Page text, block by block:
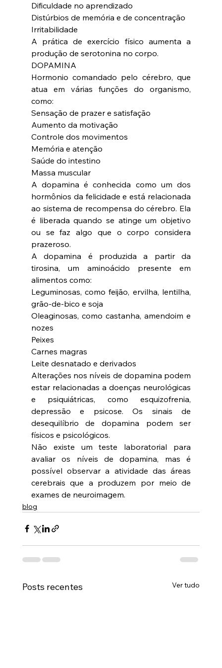
Dificuldade no aprendizado
Distúrbios de memória e de concentração
Irritabilidade
A prática de exercício físico aumenta a
produção de serotonina no corpo.
DOPAMINA
Hormonio comandado pelo cérebro, que
atua em várias funções do organismo,
como:
Sensação de prazer e satisfação
Aumento da motivação
Controle dos movimentos
Memória e atenção
Saúde do intestino
Massa muscular
A dopamina é conhecida como um dos
hormônios da felicidade e está relacionada
ao sistema de recompensa do cérebro. Ela
é liberada quando se atinge um objetivo
ou se faz algo que o corpo considera
prazeroso.
A dopamina é produzida a partir da
tirosina, um aminoácido presente em
alimentos como:
Leguminosas, como feijão, ervilha, lentilha,
grão-de-bico e soja
Oleaginosas, como castanha, amendoim e
nozes
Peixes
Carnes magras
Leite desnatado e derivados
Alterações nos níveis de dopamina podem
estar relacionadas a doenças neurológicas
e psiquiátricas, como esquizofrenia,
depressão e psicose. Os sinais de
desequilíbrio de dopamina podem ser
físicos e psicológicos.
Não existe um teste laboratorial para
avaliar os níveis de dopamina, mas é
possível observar a atividade das áreas
cerebrais que a produzem por meio de
exames de neuroimagem.
blog
Posts recentes Ver tudo